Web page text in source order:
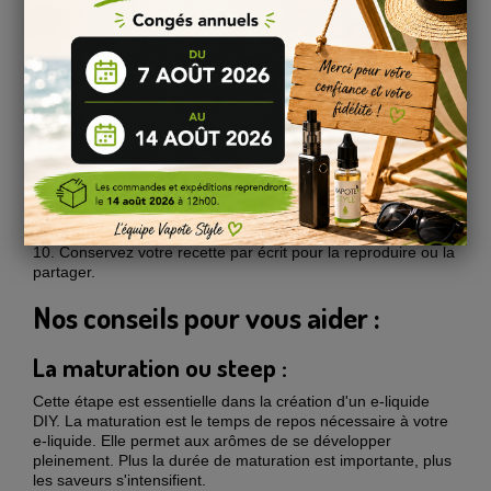
lunettes protectrices.
Secouez bien vos flacons d'arômes avant utilisation.
6. Incorporez les arômes goutte à goutte (suivez les doses
recommandées sur l'étiquette).
7.
Si souhaité : ajoutez un ou plusieurs additifs.
Agitez vigoureusement pendant 10-20 secondes puis
laissez reposer pour la maturation.
9.
Lavez-vous les mains et nettoyez votre équipement et
surface de travail.
10. Conservez votre recette par écrit pour la reproduire ou la
partager.
Nos conseils pour vous aider :
La maturation ou steep :
Cette étape est essentielle dans la création d'un e-liquide
DIY. La maturation est le temps de repos nécessaire à votre
e-liquide. Elle permet aux arômes de se développer
pleinement. Plus la durée de maturation est importante, plus
les saveurs s'intensifient.